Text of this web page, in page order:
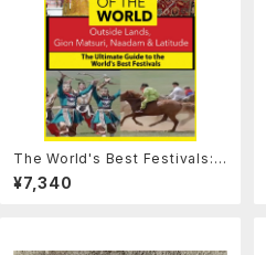
The World's Best Festivals:
Outside lands, Gion Matsuri,
Naadam & Latitude [DVD]
¥7,340